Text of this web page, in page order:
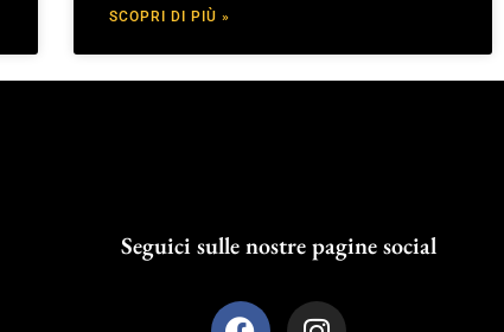
SCOPRI DI PIÙ »
Seguici sulle nostre pagine social
F
I